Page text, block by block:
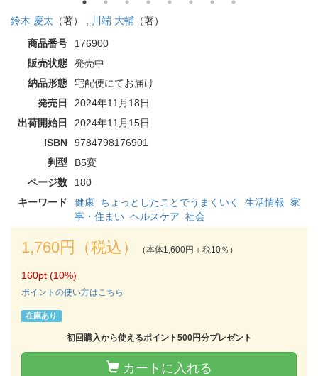
鈴木 慶太 （著） , 川端 大輔 （著）
商品番号
176900
販売状態
発売中
納品形態
宅配便にてお届け
発売日
2024年11月18日
出荷開始日
2024年11月15日
ISBN
9784798176901
判型
B5変
ページ数
180
キーワード
健康 ちょっとしたことでうまくいく 生活情報 家
事・住まい ヘルスケア 社会
1,760円（税込） （本体1,600円＋税10％）
160pt (10%)
ポイントの使い方はこちら
在庫あり
初回購入から使えるポイント500円分プレゼント
カートに入れる